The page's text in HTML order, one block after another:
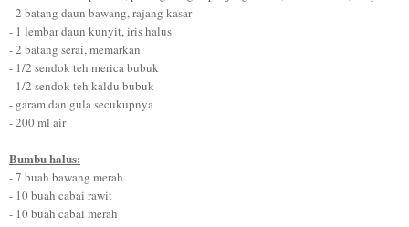
- 2 batang daun bawang, rajang kasar
- 1 lembar daun kunyit, iris halus
- 2 batang serai, memarkan
- 1/2 sendok teh merica bubuk
- 1/2 sendok teh kaldu bubuk
- garam dan gula secukupnya
- 200 ml air
Bumbu halus:
- 7 buah bawang merah
- 10 buah cabai rawit
- 10 buah cabai merah